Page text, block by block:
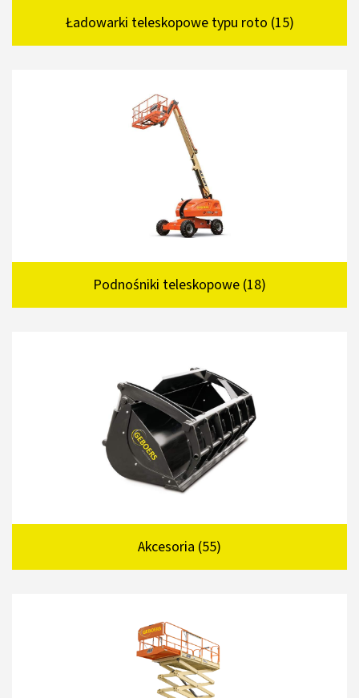
Ładowarki teleskopowe typu roto (15)
Podnośniki teleskopowe (18)
Akcesoria (55)